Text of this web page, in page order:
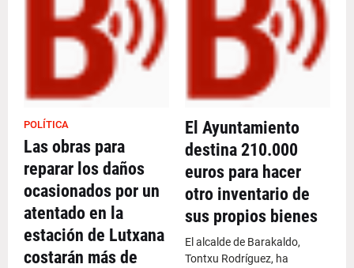
POLÍTICA
Las obras para
reparar los daños
ocasionados por un
atentado en la
estación de Lutxana
costarán más de
El Ayuntamiento
destina 210.000
euros para hacer
otro inventario de
sus propios bienes
El alcalde de Barakaldo,
Tontxu Rodríguez, ha